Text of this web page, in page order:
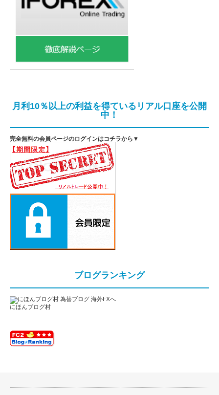
月利10％以上の利益を得ているリアル口座を公開
中！
完全無料の会員ページのログインはコチラから▼
ブログランキング
にほんブログ村